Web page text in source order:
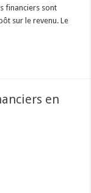
financiers sont
sur le revenu. Le
en